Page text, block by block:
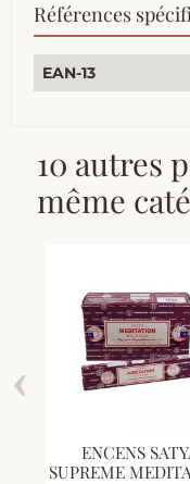
Références
EAN-13
10 autres
même
ENCENS
SUPREME
‹